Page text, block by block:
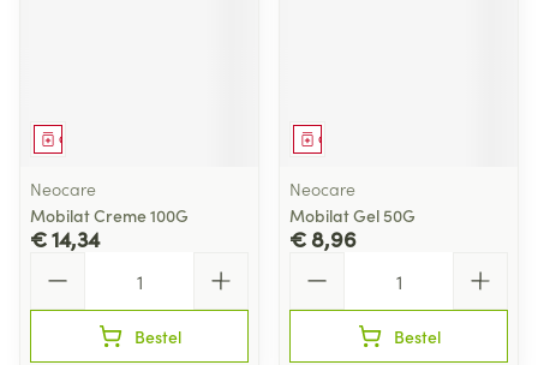
Geneesmiddel
Neocare
Mobilat Creme 100G
€ 14,34
Bestel
Geneesmiddel
Neocare
Mobilat Gel 50G
€ 8,96
Bestel